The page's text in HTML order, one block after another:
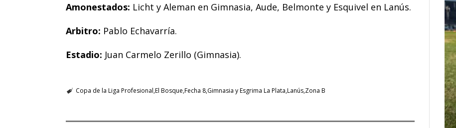
Amonestados: Licht y Aleman en Gimnasia, Aude, Belmonte y Esquivel en Lanús.
Arbitro: Pablo Echavarría.
Estadio: Juan Carmelo Zerillo (Gimnasia).
Copa de la Liga Profesional El Bosque Fecha 8Gimnasia y Esgrima La Plata LanúsZona B